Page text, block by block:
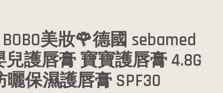
美妝🌹德國 sebamed
護唇膏 寶寶護唇膏 4.8G
曬保濕護唇膏 SPF30